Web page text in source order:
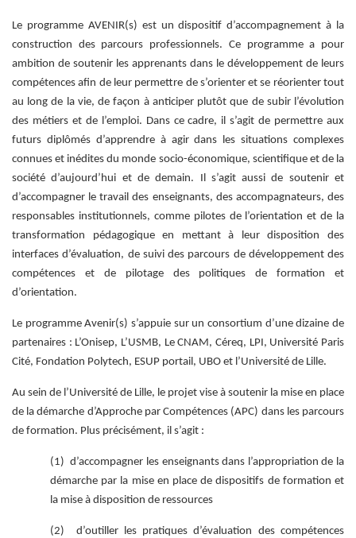
Le programme AVENIR(s) est un dispositif d’accompagnement à la
construction des parcours professionnels. Ce programme a pour
ambition de soutenir les apprenants dans le développement de leurs
compétences afin de leur permettre de s’orienter et se réorienter tout
au long de la vie, de façon à anticiper plutôt que de subir l’évolution
des métiers et de l’emploi. Dans ce cadre, il s’agit de permettre aux
futurs diplômés d’apprendre à agir dans les situations complexes
connues et inédites du monde socio-économique, scientifique et de la
société d’aujourd’hui et de demain. Il s’agit aussi de soutenir et
d’accompagner le travail des enseignants, des accompagnateurs, des
responsables institutionnels, comme pilotes de l’orientation et de la
transformation pédagogique en mettant à leur disposition des
interfaces d’évaluation, de suivi des parcours de développement des
compétences et de pilotage des politiques de formation et
d’orientation.
Le programme Avenir(s) s’appuie sur un consortium d’une dizaine de
partenaires : L’Onisep, L’USMB, Le CNAM, Céreq, LPI, Université Paris
Cité, Fondation Polytech, ESUP portail, UBO et l’Université de Lille.
Au sein de l’Université de Lille, le projet vise à soutenir la mise en place
de la démarche d’Approche par Compétences (APC) dans les parcours
de formation. Plus précisément, il s’agit :
(1) d’accompagner les enseignants dans l’appropriation de la
démarche par la mise en place de dispositifs de formation et
la mise à disposition de ressources
(2) d’outiller les pratiques d’évaluation des compétences